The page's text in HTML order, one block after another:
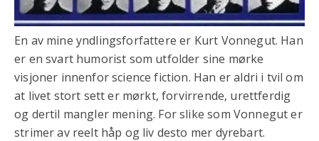
En av mine yndlingsforfattere er Kurt Vonnegut. Han
er en svart humorist som utfolder sine mørke
visjoner innenfor science fiction. Han er aldri i tvil om
at livet stort sett er mørkt, forvirrende, urettferdig
og dertil mangler mening. For slike som Vonnegut er
strimer av reelt håp og liv desto mer dyrebart.